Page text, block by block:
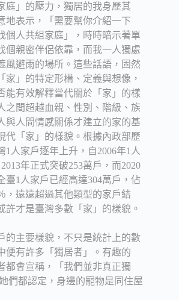
庭」的壓力，獨居的我身歷其
地表示，「需要幫你介紹一下
個人共組家庭」，時時暗示著單
個親密伴侶依靠，而我一人獨處
風避雨的場所。這些話語，固然
家」的特定形構、定義與想像，
能有效解釋當代關於「家」的樣
之間超越血親、性別、階級、族
與人間情感關係才建立的家的基
代「家」的樣貌。根據內政部歷
1人家戶逐年上升，自2006年1人
年正式突破253萬戶，而2020
臺1人家戶已經高達304萬戶，佔
，遠遠超過其他類型的家戶結
許才是臺灣多數「家」的樣貌。
的主要樣貌，不只是統計上的數
便有許多「獨居者」。有趣的
都會宣稱，「我們並非真正獨
們都認定，身邊的寵物是同住屋